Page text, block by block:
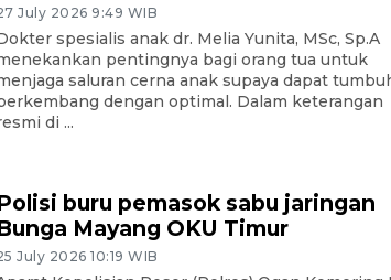
July 2026 9:49 WIB
spesialis anak dr. Melia Yunita, MSc, Sp.A
pentingnya bagi orang tua untuk
saluran cerna anak supaya dapat
dengan optimal. Dalam keterangan
di ...
buru pemasok sabu jaringan
Mayang OKU Timur
July 2026 10:19 WIB